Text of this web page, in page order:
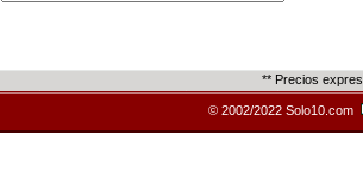
** Precios
© 2002/2022 Solo10.com